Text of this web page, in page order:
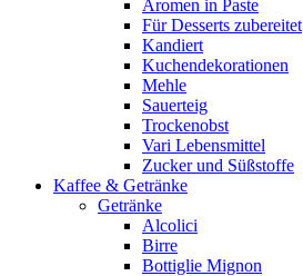
Aromen in Paste
Für Desserts zubereitet
Kandiert
Kuchendekorationen
Mehle
Sauerteig
Trockenobst
Vari Lebensmittel
Zucker und Süßstoffe
Kaffee & Getränke
Getränke
Alcolici
Birre
Bottiglie Mignon